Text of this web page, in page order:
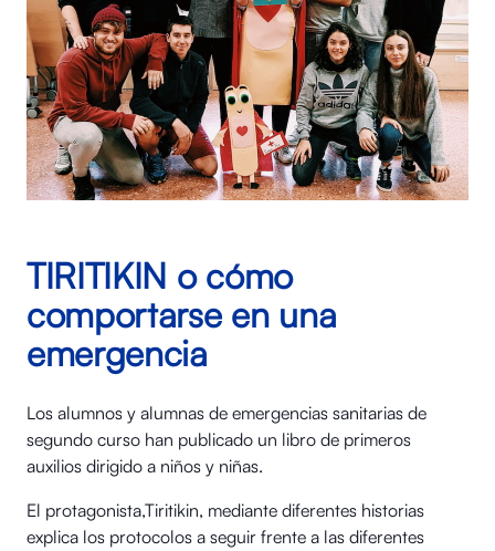
TIRITIKIN o cómo
comportarse en una
emergencia
Los alumnos y alumnas de emergencias sanitarias de
segundo curso han publicado un libro de primeros
auxilios dirigido a niños y niñas.
El protagonista,Tiritikin, mediante diferentes historias
explica los protocolos a seguir frente a las diferentes